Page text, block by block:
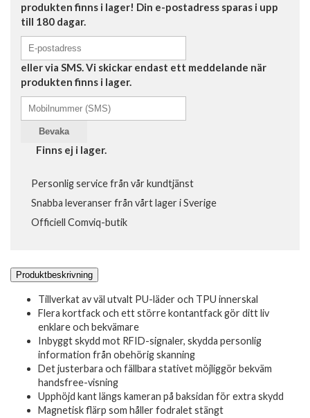
produkten finns i lager! Din e-postadress sparas i upp
till 180 dagar.
eller via SMS. Vi skickar endast ett meddelande när
produkten finns i lager.
Bevaka
Finns ej i lager.
Personlig service från vår kundtjänst
Snabba leveranser från vårt lager i Sverige
Officiell Comviq-butik
Produktbeskrivning
Tillverkat av väl utvalt PU-läder och TPU innerskal
Flera kortfack och ett större kontantfack gör ditt liv
enklare och bekvämare
Inbyggt skydd mot RFID-signaler, skydda personlig
information från obehörig skanning
Det justerbara och fällbara stativet möjliggör bekväm
handsfree-visning
Upphöjd kant längs kameran på baksidan för extra skydd
Magnetisk flärp som håller fodralet stängt